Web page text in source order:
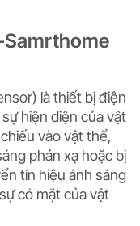
Samrthome
là thiết bị điện
hiện diện của vật
vào vật thể,
phản xạ hoặc bị
tín hiệu ánh sáng
có mặt của vật